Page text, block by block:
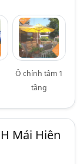
Ô chính tâm 1
tầng
Mái Hiên